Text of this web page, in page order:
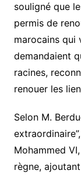
souligné que
permis de
marocains qui
demandaient
racines,
renouer les
Selon M.
Mohammed
règne,